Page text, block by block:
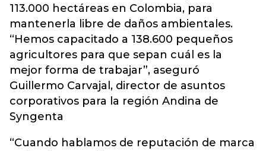
113.000 hectáreas en Colombia, para
mantenerla libre de daños ambientales.
“Hemos capacitado a 138.600 pequeños
agricultores para que sepan cuál es la
mejor forma de trabajar”, aseguró
Guillermo Carvajal, director de asuntos
corporativos para la región Andina de
Syngenta
“Cuando hablamos de reputación de marca